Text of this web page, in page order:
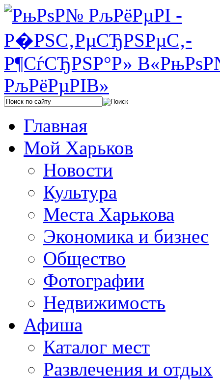
Главная
Мой Харьков
Новости
Культура
Места Харькова
Экономика и бизнес
Общество
Фотографии
Недвижимость
Афиша
Каталог мест
Развлечения и отдых